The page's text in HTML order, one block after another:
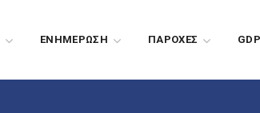
EΝΗΜΕΡΩΣΗ ΠΑΡΟΧΕΣ